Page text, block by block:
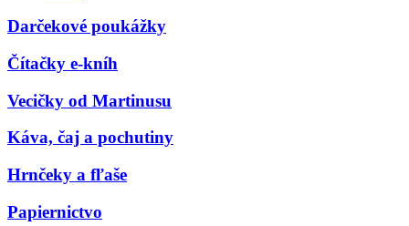
Darčekové poukážky
Čítačky e-kníh
Vecičky od Martinusu
Káva, čaj a pochutiny
Hrnčeky a fľaše
Papiernictvo